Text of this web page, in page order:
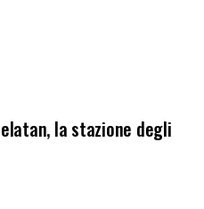
la stazione degli